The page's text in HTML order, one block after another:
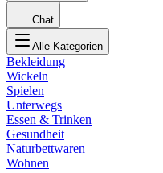
Chat
Alle Kategorien
Bekleidung
Wickeln
Spielen
Unterwegs
Essen & Trinken
Gesundheit
Naturbettwaren
Wohnen